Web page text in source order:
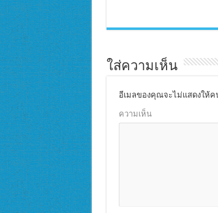
ใส่ความเห็น
อีเมลของคุณจะไม่แสดงให้ค
ความเห็น